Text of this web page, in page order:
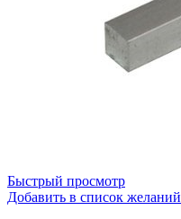
Быстрый просмотр
Добавить в список желаний